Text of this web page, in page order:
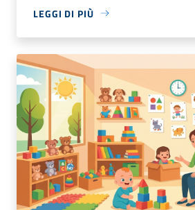
LEGGI DI PIÙ